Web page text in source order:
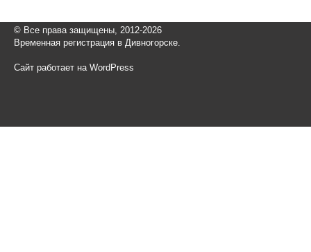
© Все права защищены, 2012-2026
Временная регистрация в Дивногорске.
Сайт работает на WordPress